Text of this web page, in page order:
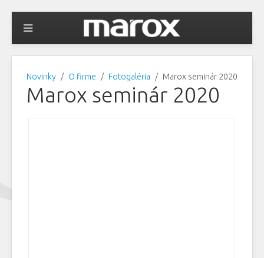
Novinky O firme Fotogaléria Marox seminár 2020
Marox seminár 2020